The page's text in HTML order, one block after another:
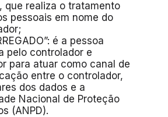
que realiza o tratamento
pessoais em nome do
é a pessoa
pelo controlador e
para atuar como canal de
entre o controlador,
dos dados e a
Nacional de Proteção
(ANPD).